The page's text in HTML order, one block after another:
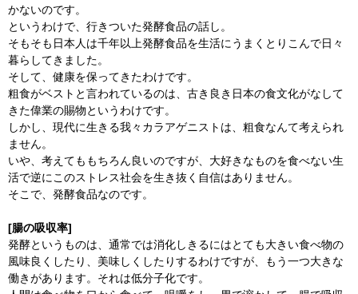
かないのです。
というわけで、行きついた発酵食品の話し。
そもそも日本人は千年以上発酵食品を生活にうまくとりこんで日々
暮らしてきました。
そして、健康を保ってきたわけです。
粗食がベストと言われているのは、古き良き日本の食文化がなして
きた偉業の賜物というわけです。
しかし、現代に生きる我々カラアゲニストは、粗食なんて考えられ
ません。
いや、考えてももちろん良いのですが、大好きなものを食べない生
活で逆にこのストレス社会を生き抜く自信はありません。
そこで、発酵食品なのです。
[腸の吸収率]
発酵というものは、通常では消化しきるにはとても大きい食べ物の
風味良くしたり、美味しくしたりするわけですが、もう一つ大きな
働きがあります。それは低分子化です。